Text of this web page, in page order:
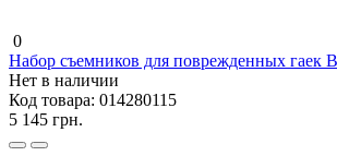
0
Набор съемников для поврежденных гаек
Нет в наличии
Код товара: 014280115
5 145 грн.